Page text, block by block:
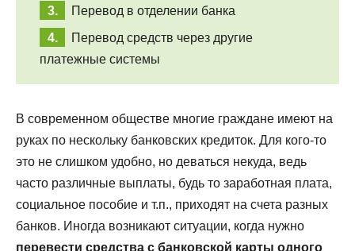
Перевод в отделении банка
Перевод средств через другие
платежные системы
В современном обществе многие граждане имеют на
руках по нескольку банковских кредиток. Для кого-то
это не слишком удобно, но деваться некуда, ведь
часто различные выплаты, будь то заработная плата,
социальное пособие и т.п., приходят на счета разных
банков. Иногда возникают ситуации, когда нужно
перевести средства с банковской карты одного